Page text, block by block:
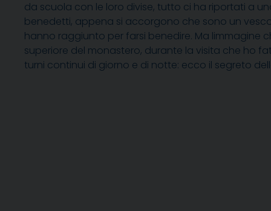
da scuola con le loro divise, tutto ci ha riportati a
benedetti, appena si accorgono che sono un
hanno raggiunto per farsi benedire. Ma
superiore del monastero, durante la visita che ho
turni continui di giorno e di notte: ecco il segreto